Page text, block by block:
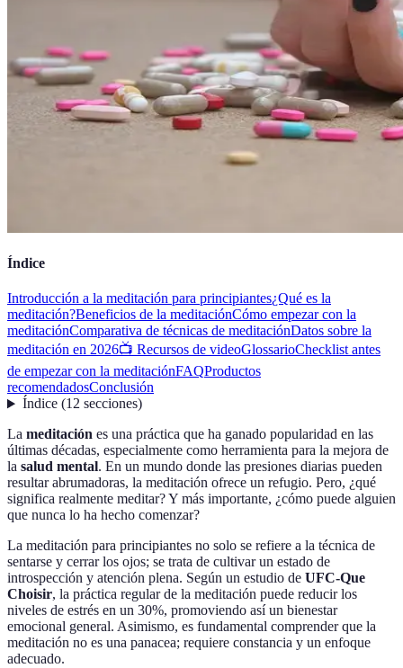
Índice
Introducción a la meditación para principiantes¿Qué es la
meditación?Beneficios de la meditaciónCómo empezar con la
meditaciónComparativa de técnicas de meditaciónDatos sobre la
meditación en 2026📺 Recursos de videoGlossarioChecklist antes
de empezar con la meditaciónFAQProductos
recomendadosConclusión
Índice(12 secciones)
La meditación es una práctica que ha ganado popularidad en las
últimas décadas, especialmente como herramienta para la mejora de
la salud mental. En un mundo donde las presiones diarias pueden
resultar abrumadoras, la meditación ofrece un refugio. Pero, ¿qué
significa realmente meditar? Y más importante, ¿cómo puede alguien
que nunca lo ha hecho comenzar?
La meditación para principiantes no solo se refiere a la técnica de
sentarse y cerrar los ojos; se trata de cultivar un estado de
introspección y atención plena. Según un estudio de UFC-Que
Choisir, la práctica regular de la meditación puede reducir los
niveles de estrés en un 30%, promoviendo así un bienestar
emocional general. Asimismo, es fundamental comprender que la
meditación no es una panacea; requiere constancia y un enfoque
adecuado.